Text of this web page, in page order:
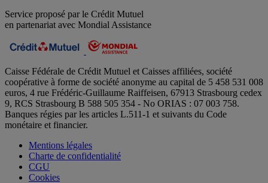
Service proposé par le Crédit Mutuel
en partenariat avec Mondial Assistance
Caisse Fédérale de Crédit Mutuel et Caisses affiliées, société
coopérative à forme de société anonyme au capital de 5 458 531 008
euros, 4 rue Frédéric-Guillaume Raiffeisen, 67913 Strasbourg cedex
9, RCS Strasbourg B 588 505 354 - No ORIAS : 07 003 758.
Banques régies par les articles L.511-1 et suivants du Code
monétaire et financier.
Mentions légales
Charte de confidentialité
CGU
Cookies